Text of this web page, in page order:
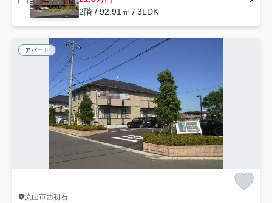
2階 / 92.91㎡ / 3LDK
アパート
流山市西初石